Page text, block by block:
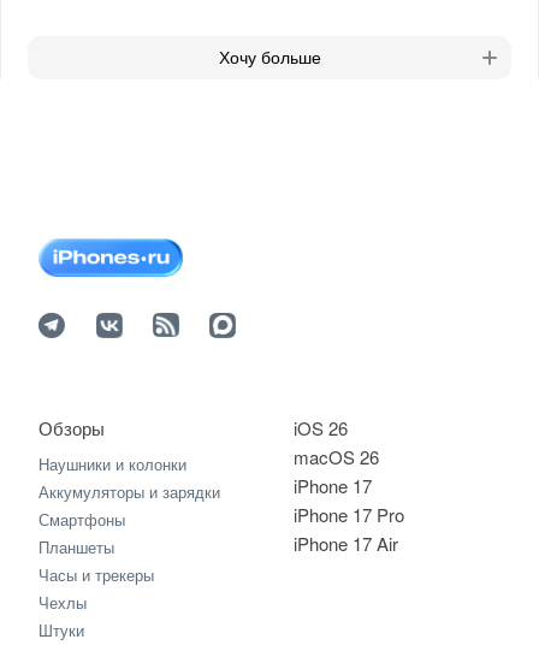
Хочу больше
iOS 26
macOS 26
iPhone 17
iPhone 17 Pro
iPhone 17 Air
Обзоры
Наушники и колонки
Аккумуляторы и зарядки
Смартфоны
Планшеты
Часы и трекеры
Чехлы
Штуки